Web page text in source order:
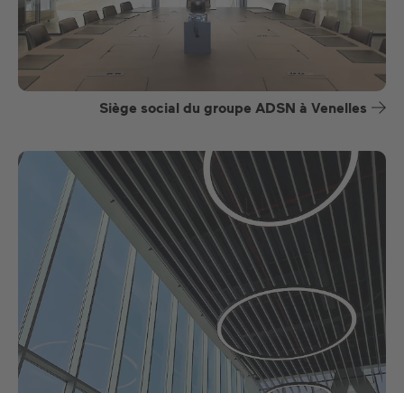
Siège social du groupe ADSN à Venelles